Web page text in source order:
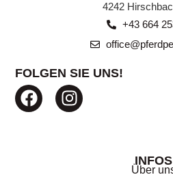
4242
+43 664
FOLGEN SIE UNS!
INFOS
Über